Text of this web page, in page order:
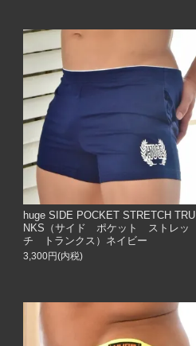
huge SIDE POCKET STRETCH TRU
NKS（サイド ポケット ストレッ
チ トランクス）ネイビー
3,300円(内税)